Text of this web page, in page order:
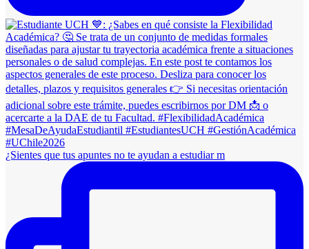
¿Sientes que tus apuntes no te ayudan a estudiar m